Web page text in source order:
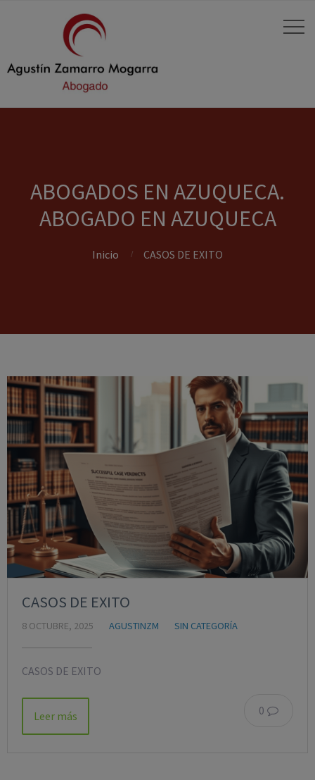
ABOGADOS EN AZUQUECA.
ABOGADO EN AZUQUECA
Inicio CASOS DE EXITO
CASOS DE EXITO
8 OCTUBRE, 2025 AGUSTINZM SIN CATEGORÍA
CASOS DE EXITO
0
Leer más